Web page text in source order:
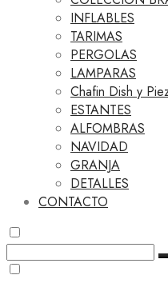
INFLABLES
TARIMAS
PERGOLAS
LAMPARAS
Chafin Dish y
ESTANTES
ALFOMBRAS
NAVIDAD
GRANJA
DETALLES
CONTACTO